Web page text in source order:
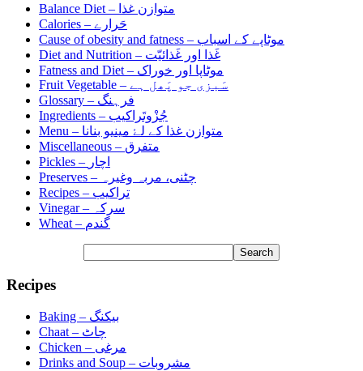
Balance Diet – متوازن غذا
Calories – حَرارے
Cause of obesity and fatness – موٹاپے کے اسباب
Diet and Nutrition – غَذا اور غَذائیّت
Fatness and Diet – موٹاپا اور خوراک
Fruit Vegetable – سَبزی جو پَھل ہے
Glossary – فرہنگ
Ingredients – جُزْوتَراکیب
Menu – متوازن غذا کے لۓ مینیو بنانا
Miscellaneous – متفرق
Pickles – اچار
Preserves –
چٹنی، مربہ وغیرہ
Recipes – تراکیب
Vinegar –
سرکہ
Wheat – گندم
Recipes
Baking – بیکنگ
Chaat – چاٹ
Chicken – مرغی
Drinks and Soup – مشروبات